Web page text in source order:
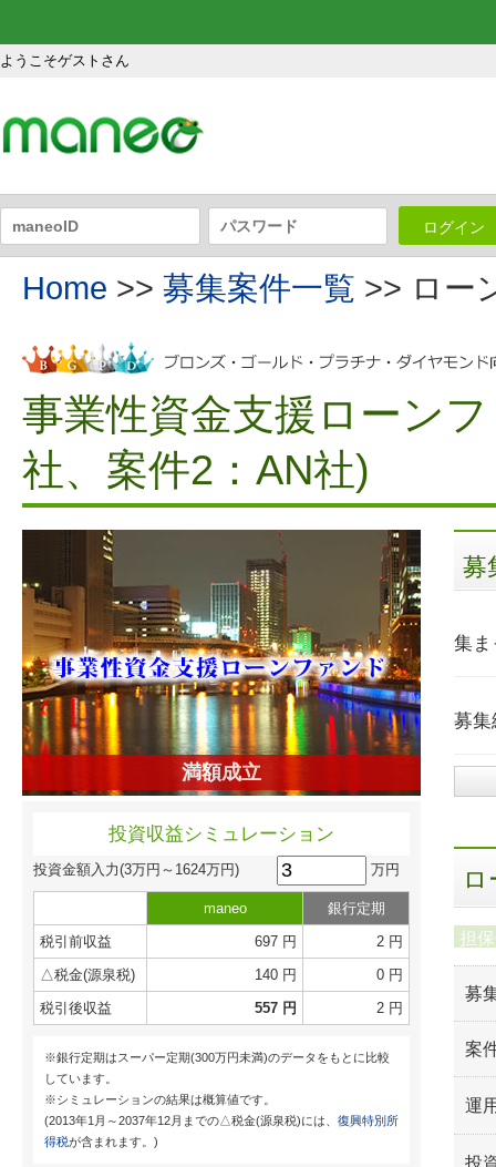
ようこそゲストさん
ログイン
Home >> 募集案件一覧 >> ロー
事業性資金支援ローン
社、案件2：AN社)
満額成立
投資収益シミュレーション
投資金額入力(3万円～1624万円) 万円
maneo
銀行定期
税引前収益
697 円
2 円
△税金(源泉税)
140 円
0 円
税引後収益
557 円 2 円
※銀行定期はスーパー定期(300万円未満)のデータをもとに比較
しています。
※シミュレーションの結果は概算値です。
(2013年1月～2037年12月までの△税金(源泉税)には、 復興特別所
得税が含まれます。)
募
集ま
募集
担
募
案
運
投